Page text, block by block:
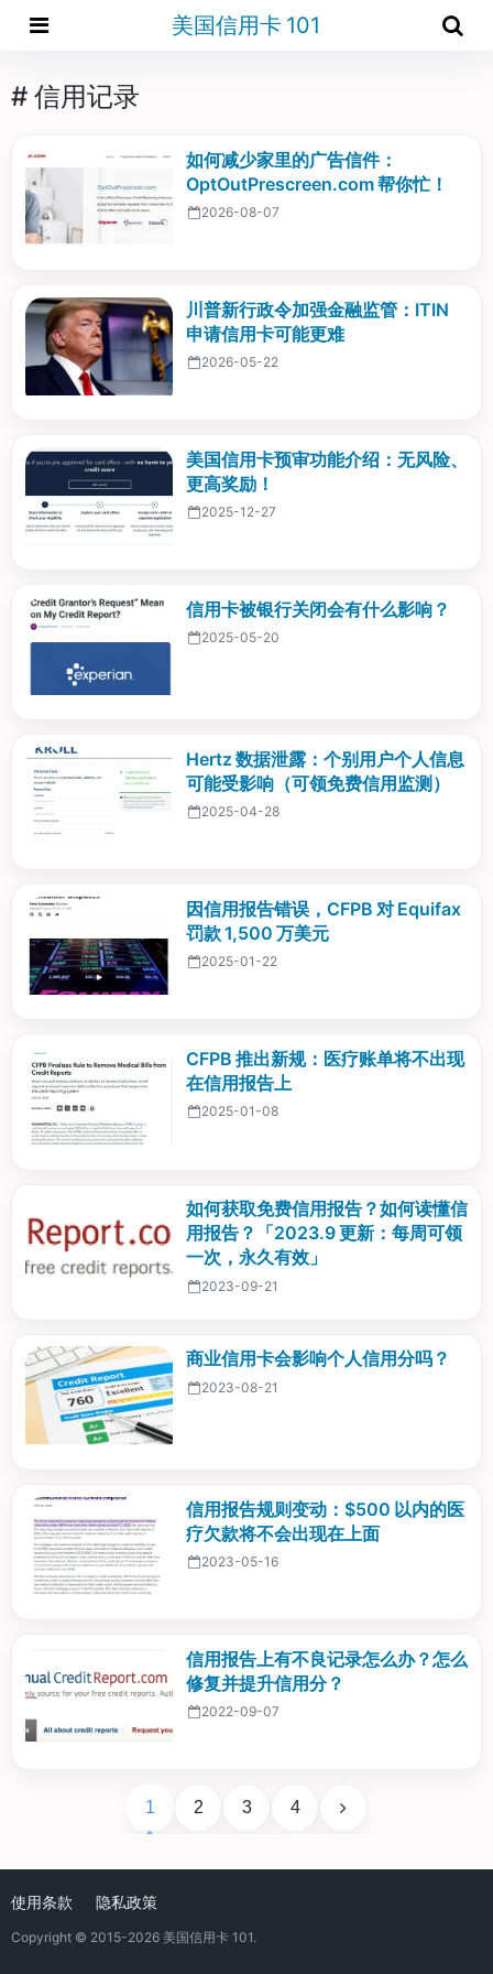
美国信用卡 101
# 信用记录
如何减少家里的广告信件：
OptOutPrescreen.com 帮你忙！
2026-08-07
川普新行政令加强金融监管：ITIN
申请信用卡可能更难
2026-05-22
美国信用卡预审功能介绍：无风险、
更高奖励！
2025-12-27
信用卡被银行关闭会有什么影响？
2025-05-20
Hertz 数据泄露：个别用户个人信息
可能受影响（可领免费信用监测）
2025-04-28
因信用报告错误，CFPB 对 Equifax
罚款 1,500 万美元
2025-01-22
CFPB 推出新规：医疗账单将不出现
在信用报告上
2025-01-08
如何获取免费信用报告？如何读懂信
用报告？「2023.9 更新：每周可领
一次，永久有效」
2023-09-21
商业信用卡会影响个人信用分吗？
2023-08-21
信用报告规则变动：$500 以内的医
疗欠款将不会出现在上面
2023-05-16
信用报告上有不良记录怎么办？怎么
修复并提升信用分？
2022-09-07
1 2 3 4
使用条款 隐私政策
Copyright © 2015-2026 美国信用卡 101.